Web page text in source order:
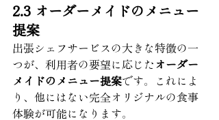
2.3 オーダーメイドのメニュー
提案
出張シェフサービスの大きな特徴の一
つが、利用者の要望に応じたオーダー
メイドのメニュー提案です。これによ
り、他にはない完全オリジナルの食事
体験が可能になります。